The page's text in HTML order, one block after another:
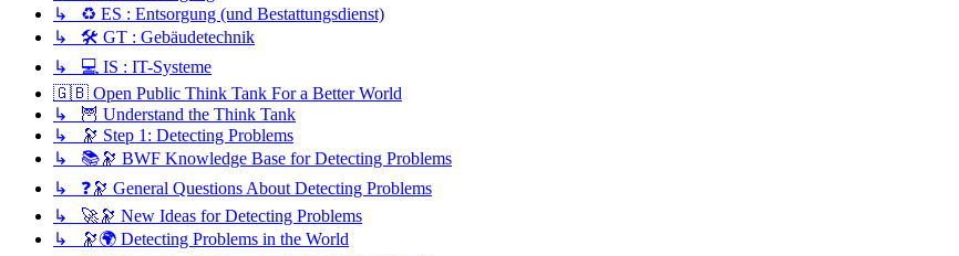
↳ ♻️ ES : Entsorgung (und Bestattungsdienst)
↳ 🛠️ GT : Gebäudetechnik
↳ 💻 IS : IT-Systeme
🇬🇧 Open Public Think Tank For a Better World
↳ 🦉 Understand the Think Tank
↳ 🔭 Step 1: Detecting Problems
↳ 📚🔭 BWF Knowledge Base for Detecting Problems
↳ ❓🔭 General Questions About Detecting Problems
↳ 🚀🔭 New Ideas for Detecting Problems
↳ 🔭🌍 Detecting Problems in the World